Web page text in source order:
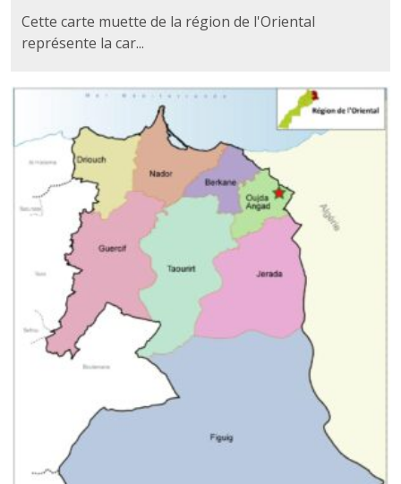
Cette carte muette de la région de l'Oriental
représente la car...